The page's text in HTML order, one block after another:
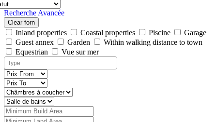
Recherche Avancée
Clear forn
Inland properties Coastal properties Piscine
Garage
Guest annex
Garden
Within walking distance to town
Equestrian
Vue sur mer